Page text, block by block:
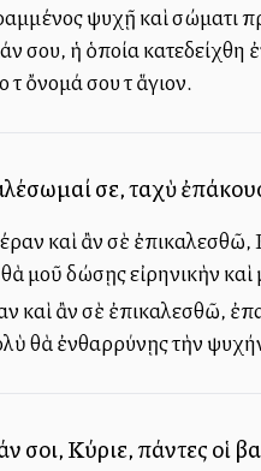
ψυχῇ καὶ σώματι
σου, ἡ ὁποία
ὄνομά σου τὸ ἅγιον.
σε, ταχὺ
καὶ ἂν σὲ
μοῦ δώσῃς εἰρηνικὴν
καὶ ἂν σὲ ἐπικαλεσθῶ,
θὰ ἐνθαρρύνῃς τὴν
Κύριε, πάντες οἱ